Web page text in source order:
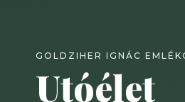
GOLDZIHER IGNÁC
Utóélet